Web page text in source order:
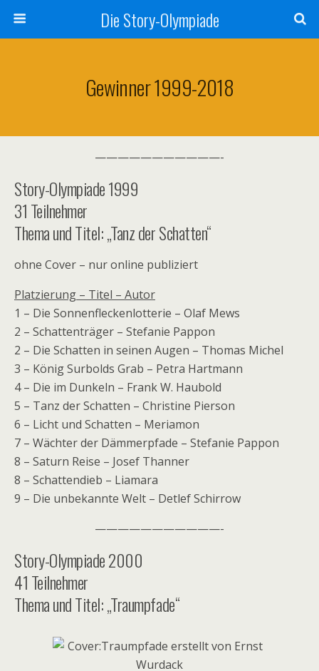
Die Story-Olympiade
Gewinner 1999-2018
———————————-
Story-Olympiade 1999
31 Teilnehmer
Thema und Titel: „Tanz der Schatten“
ohne Cover – nur online publiziert
Platzierung – Titel – Autor
1 – Die Sonnenfleckenlotterie – Olaf Mews
2 – Schattenträger – Stefanie Pappon
2 – Die Schatten in seinen Augen – Thomas Michel
3 – König Surbolds Grab – Petra Hartmann
4 – Die im Dunkeln – Frank W. Haubold
5 – Tanz der Schatten – Christine Pierson
6 – Licht und Schatten – Meriamon
7 – Wächter der Dämmerpfade – Stefanie Pappon
8 – Saturn Reise – Josef Thanner
8 – Schattendieb – Liamara
9 – Die unbekannte Welt – Detlef Schirrow
———————————-
Story-Olympiade 2000
41 Teilnehmer
Thema und Titel: „Traumpfade“